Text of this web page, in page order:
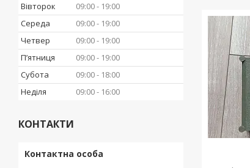
Вівторок
09:00
19:00
Середа
09:00
19:00
Четвер
09:00
19:00
Пʼятниця
09:00
19:00
Субота
09:00
18:00
Неділя
09:00 16:00
КОНТАКТИ